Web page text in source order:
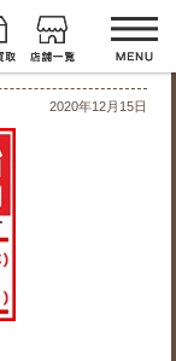
2020年12月15日